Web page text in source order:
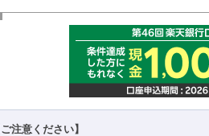
ご注意ください】